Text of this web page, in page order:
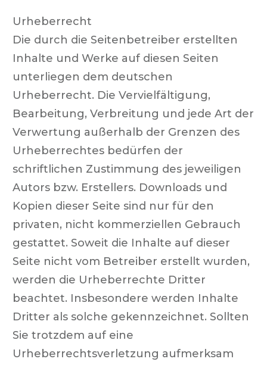
Urheberrecht
Die durch die Seitenbetreiber erstellten
Inhalte und Werke auf diesen Seiten
unterliegen dem deutschen
Urheberrecht. Die Vervielfältigung,
Bearbeitung, Verbreitung und jede Art der
Verwertung außerhalb der Grenzen des
Urheberrechtes bedürfen der
schriftlichen Zustimmung des jeweiligen
Autors bzw. Erstellers. Downloads und
Kopien dieser Seite sind nur für den
privaten, nicht kommerziellen Gebrauch
gestattet. Soweit die Inhalte auf dieser
Seite nicht vom Betreiber erstellt wurden,
werden die Urheberrechte Dritter
beachtet. Insbesondere werden Inhalte
Dritter als solche gekennzeichnet. Sollten
Sie trotzdem auf eine
Urheberrechtsverletzung aufmerksam